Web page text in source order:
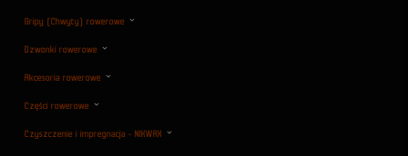
Gripy (Chwyty) rowerowe
Dzwonki rowerowe
Akcesoria rowerowe
Części rowerowe
Czyszczenie i impregnacja - NIKWAX